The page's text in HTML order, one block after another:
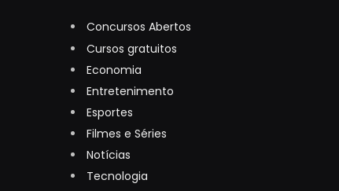
Concursos Abertos
Cursos gratuitos
Economia
Entretenimento
Esportes
Filmes e Séries
Notícias
Tecnologia